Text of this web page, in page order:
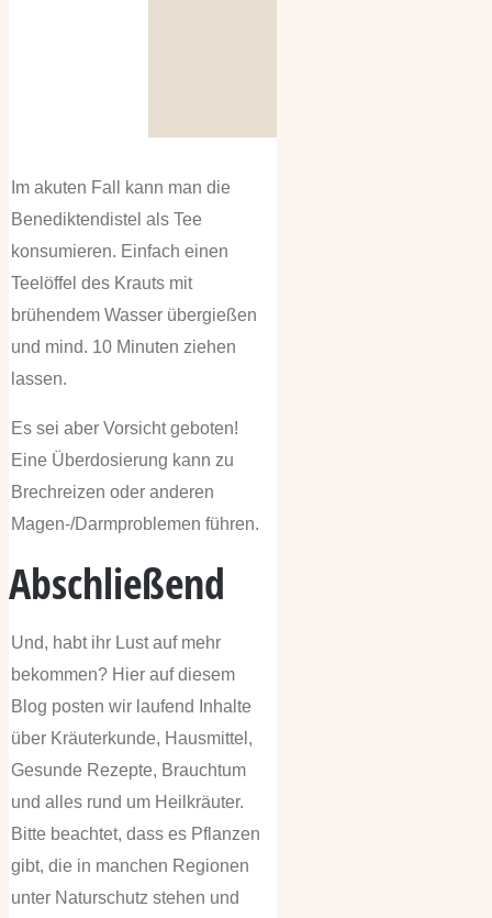
Im akuten Fall kann man die
Benediktendistel als Tee
konsumieren. Einfach einen
Teelöffel des Krauts mit
brühendem Wasser übergießen
und mind. 10 Minuten ziehen
lassen.
Es sei aber Vorsicht geboten!
Eine Überdosierung kann zu
Brechreizen oder anderen
Magen-/Darmproblemen führen.
Abschließend
Und, habt ihr Lust auf mehr
bekommen? Hier auf diesem
Blog posten wir laufend Inhalte
über Kräuterkunde, Hausmittel,
Gesunde Rezepte, Brauchtum
und alles rund um Heilkräuter.
Bitte beachtet, dass es Pflanzen
gibt, die in manchen Regionen
unter Naturschutz stehen und